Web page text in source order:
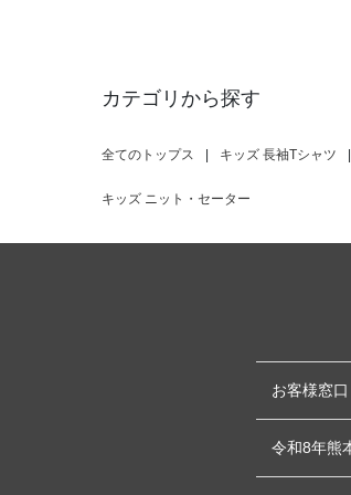
カテゴリから探す
全てのトップス | キッズ 長袖Tシャツ |
キッズ ニット・セーター
お客様窓
令和8年熊